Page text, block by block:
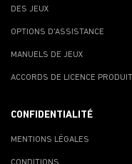
DES JEUX
OPTIONS D'ASSISTANCE
MANUELS DE JEUX
ACCORDS DE LICENCE PRODUIT
CONFIDENTIALITÉ
MENTIONS LÉGALES